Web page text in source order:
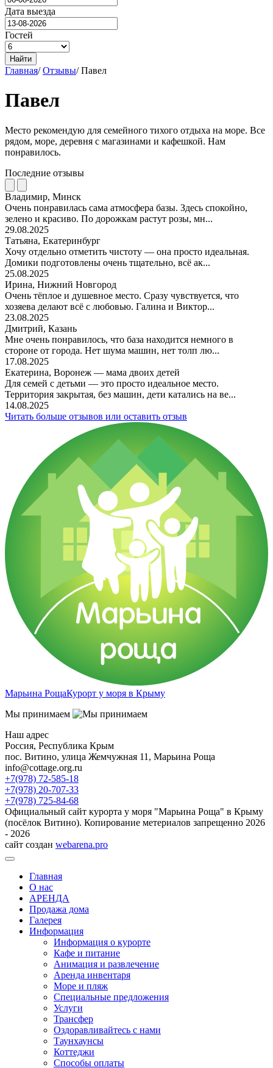
Дата выезда
Гостей
Найти
Главная/ Отзывы/ Павел
Павел
Место рекомендую для семейного тихого отдыха на море. Все
рядом, море, деревня с магазинами и кафешкой. Нам
понравилось.
Последние отзывы
Владимир, Минск
Очень понравилась сама атмосфера базы. Здесь спокойно,
зелено и красиво. По дорожкам растут розы, мн...
29.08.2025
Татьяна, Екатеринбург
Хочу отдельно отметить чистоту — она просто идеальная.
Домики подготовлены очень тщательно, всё ак...
25.08.2025
Ирина, Нижний Новгород
Очень тёплое и душевное место. Сразу чувствуется, что
хозяева делают всё с любовью. Галина и Виктор...
23.08.2025
Дмитрий, Казань
Мне очень понравилось, что база находится немного в
стороне от города. Нет шума машин, нет толп лю...
17.08.2025
Екатерина, Воронеж — мама двоих детей
Для семей с детьми — это просто идеальное место.
Территория закрытая, без машин, дети катались на ве...
14.08.2025
Читать больше отзывов или оставить отзыв
Марьина РощаКурорт у моря в Крыму
Мы принимаем
Наш адрес
Россия, Республика Крым
пос. Витино, улица Жемчужная 11, Марьина Роща
info@cottage.org.ru
+7(978) 72-585-18
+7(978) 20-707-33
+7(978) 725-84-68
Официальный сайт курорта у моря "Марьина Роща" в Крыму
(посёлок Витино). Копирование метериалов запрещенно 2026
- 2026
сайт создан webarena.pro
Главная
О нас
АРЕНДА
Продажа дома
Галерея
Информация
Информация о курорте
Кафе и питание
Анимация и развлечение
Аренда инвентаря
Море и пляж
Специальные предложения
Услуги
Трансфер
Оздоравливайтесь с нами
Таунхаунсы
Коттеджи
Способы оплаты